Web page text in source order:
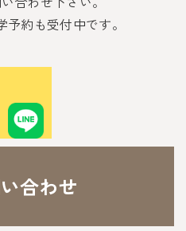
約も受付中です。
合わせ